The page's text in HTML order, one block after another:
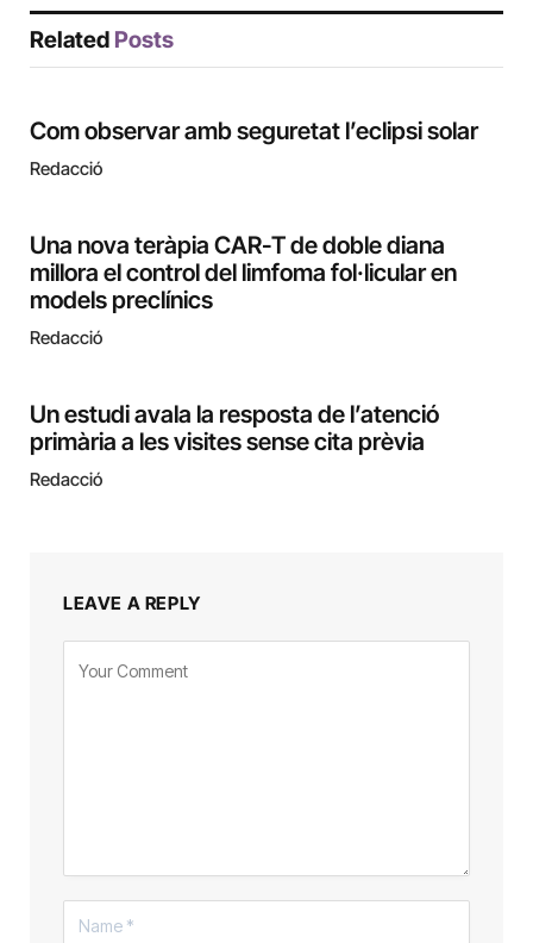
Related Posts
Com observar amb seguretat l’eclipsi solar
Redacció
Una nova teràpia CAR-T de doble diana
millora el control del limfoma fol·licular en
models preclínics
Redacció
Un estudi avala la resposta de l’atenció
primària a les visites sense cita prèvia
Redacció
LEAVE A REPLY